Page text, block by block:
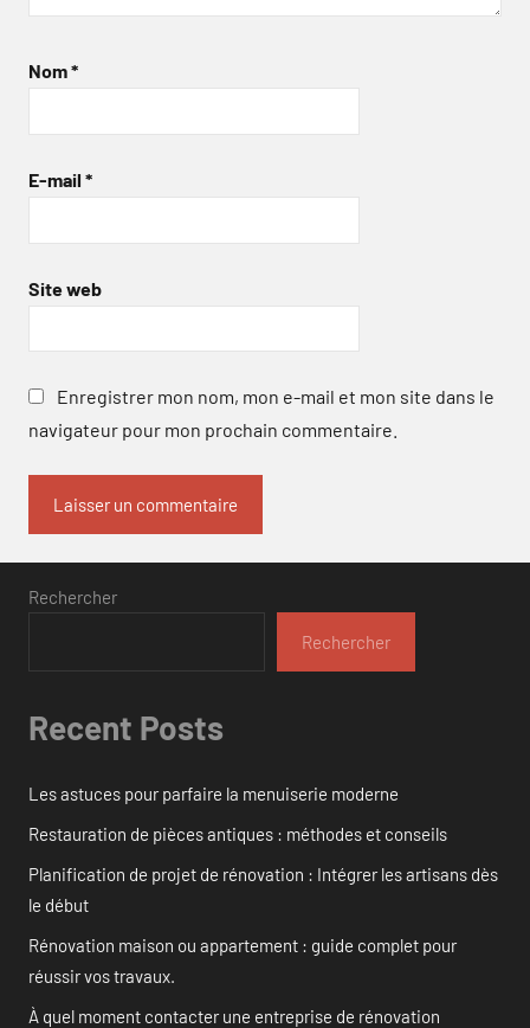
Nom*
E-mail *
Site web
Enregistrer mon nom, mon e-mail et mon site dans le
navigateur pour mon prochain commentaire.
Rechercher
Rechercher
Recent Posts
Les astuces pour parfaire la menuiserie moderne
Restauration de pièces antiques : méthodes et conseils
Planification de projet de rénovation : Intégrer les artisans dès
le début
Rénovation maison ou appartement : guide complet pour
réussir vos travaux.
À quel moment contacter une entreprise de rénovation